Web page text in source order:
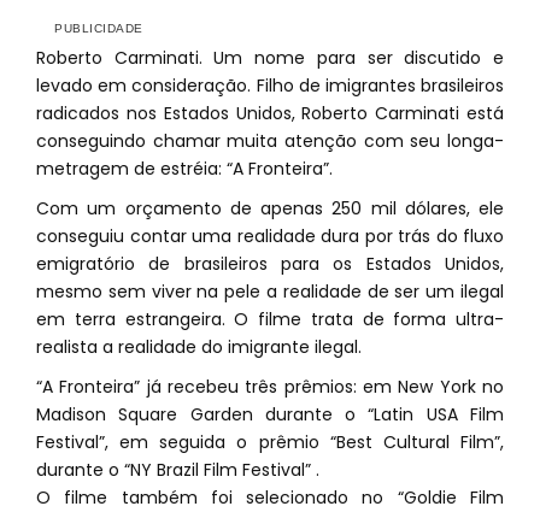
Roberto Carminati. Um nome para ser discutido e
levado em consideração. Filho de imigrantes brasileiros
radicados nos Estados Unidos, Roberto Carminati está
conseguindo chamar muita atenção com seu longa-
metragem de estréia: “A Fronteira”.
Com um orçamento de apenas 250 mil dólares, ele
conseguiu contar uma realidade dura por trás do fluxo
emigratório de brasileiros para os Estados Unidos,
mesmo sem viver na pele a realidade de ser um ilegal
em terra estrangeira. O filme trata de forma ultra-
realista a realidade do imigrante ilegal.
“A Fronteira” já recebeu três prêmios: em New York no
Madison Square Garden durante o “Latin USA Film
Festival”, em seguida o prêmio “Best Cultural Film”,
durante o “NY Brazil Film Festival” .
O filme também foi selecionado no “Goldie Film